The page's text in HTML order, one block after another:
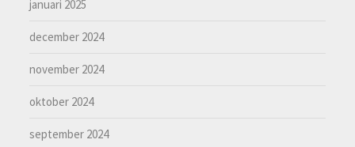
januari 2025
december 2024
november 2024
oktober 2024
september 2024